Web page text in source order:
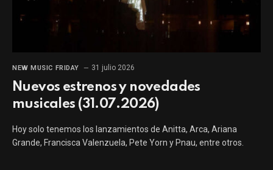
NEW MUSIC FRIDAY 31 julio 2026
Nuevos estrenos y novedades
musicales (31.07.2026)
Hoy solo tenemos los lanzamientos de Anitta, Arca, Ariana
Grande, Francisca Valenzuela, Pete Yorn y Pnau, entre otros.